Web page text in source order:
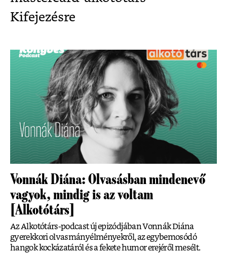
Kifejezésre
Vonnák Diána: Olvasásban mindenevő
vagyok, mindig is az voltam
[Alkotótárs]
Az Alkotótárs-podcast új epizódjában Vonnák Diána
gyerekkori olvasmányélményekről, az egybemosódó
hangok kockázatáról és a fekete humor erejéről mesélt.